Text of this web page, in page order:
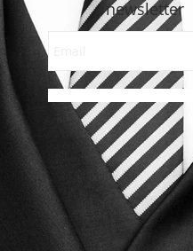
newsletter